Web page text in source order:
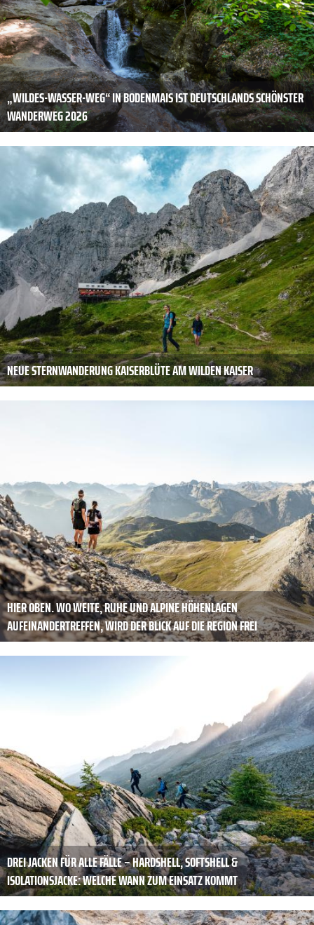
„WILDES-WASSER-WEG“ IN BODENMAIS IST DEUTSCHLANDS SCHÖNSTER
WANDERWEG 2026
NEUE STERNWANDERUNG KAISERBLÜTE AM WILDEN KAISER
HIER OBEN. WO WEITE, RUHE UND ALPINE HÖHENLAGEN
AUFEINANDERTREFFEN, WIRD DER BLICK AUF DIE REGION FREI
DREI JACKEN FÜR ALLE FÄLLE – HARDSHELL, SOFTSHELL &
ISOLATIONSJACKE: WELCHE WANN ZUM EINSATZ KOMMT